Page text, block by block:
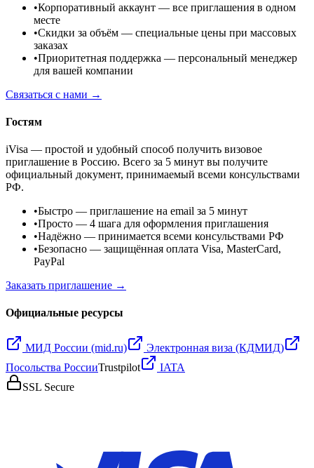
•Корпоративный аккаунт — все приглашения в одном
месте
•Скидки за объём — специальные цены при массовых
заказах
•Приоритетная поддержка — персональный менеджер
для вашей компании
Связаться с нами →
Гостям
iVisa — простой и удобный способ получить визовое
приглашение в Россию. Всего за 5 минут вы получите
официальный документ, принимаемый всеми консульствами
РФ.
•Быстро — приглашение на email за 5 минут
•Просто — 4 шага для оформления приглашения
•Надёжно — принимается всеми консульствами РФ
•Безопасно — защищённая оплата Visa, MasterCard,
PayPal
Заказать приглашение →
Официальные ресурсы
МИД России (mid.ru)
Электронная виза (КДМИД)
Посольства РоссииTrustpilot
IATA
SSL Secure